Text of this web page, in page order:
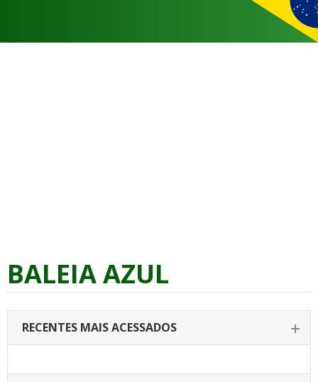
BALEIA AZUL
RECENTES MAIS ACESSADOS